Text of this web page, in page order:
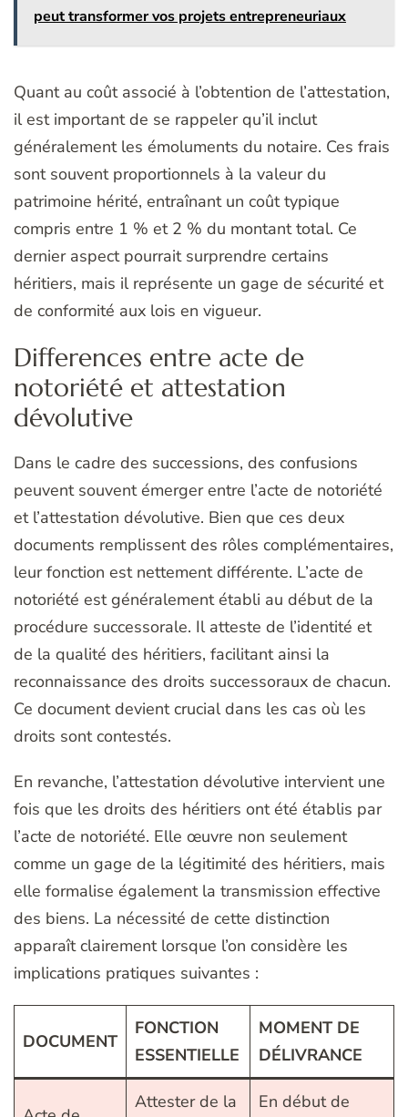
peut transformer vos projets entrepreneuriaux
Quant au coût associé à l’obtention de l’attestation,
il est important de se rappeler qu’il inclut
généralement les émoluments du notaire. Ces frais
sont souvent proportionnels à la valeur du
patrimoine hérité, entraînant un coût typique
compris entre 1 % et 2 % du montant total. Ce
dernier aspect pourrait surprendre certains
héritiers, mais il représente un gage de sécurité et
de conformité aux lois en vigueur.
Differences entre acte de
notoriété et attestation
dévolutive
Dans le cadre des successions, des confusions
peuvent souvent émerger entre l’acte de notoriété
et l’attestation dévolutive. Bien que ces deux
documents remplissent des rôles complémentaires,
leur fonction est nettement différente. L’acte de
notoriété est généralement établi au début de la
procédure successorale. Il atteste de l’identité et
de la qualité des héritiers, facilitant ainsi la
reconnaissance des droits successoraux de chacun.
Ce document devient crucial dans les cas où les
droits sont contestés.
En revanche, l’attestation dévolutive intervient une
fois que les droits des héritiers ont été établis par
l’acte de notoriété. Elle œuvre non seulement
comme un gage de la légitimité des héritiers, mais
elle formalise également la transmission effective
des biens. La nécessité de cette distinction
apparaît clairement lorsque l’on considère les
implications pratiques suivantes :
DOCUMENT
FONCTION
ESSENTIELLE
MOMENT DE
DÉLIVRANCE
Attester de la En début de